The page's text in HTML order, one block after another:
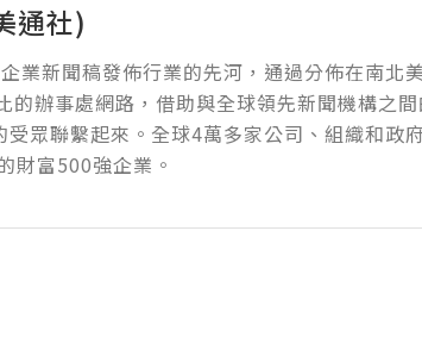
通社)
業新聞稿發佈行業的先河，通過分佈在南北
的辦事處網路，借助與全球領先新聞機構之
眾聯繫起來。全球4萬多家公司、組織和政
財富500強企業。